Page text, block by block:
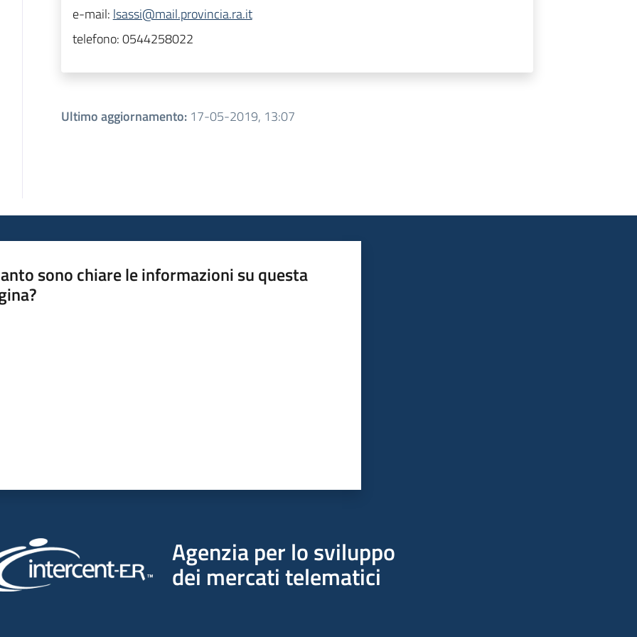
e-mail: lsassi@mail.provincia.ra.it
telefono:0544258022
Ultimo aggiornamento: 17-05-2019, 13:07
sono chiare le informazioni su questa
Agenzia per lo sviluppo
dei mercati telematici